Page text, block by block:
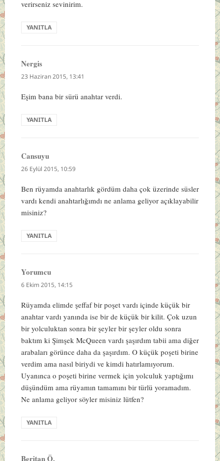
verirseniz sevinirim.
YANITLA
Nergisdedi
ki:
23 Haziran 2015, 13:41
Eşim bana bir sürü anahtar verdi.
YANITLA
Cansuyudedi
ki:
26 Eylül 2015, 10:59
Ben rüyamda anahtarlık gördüm daha çok üzerinde süsler
vardı kendi anahtarlığımdı ne anlama geliyor açıklayabilir
misiniz?
YANITLA
Yorumcudedi
ki:
6 Ekim 2015, 14:15
Rüyamda elimde şeffaf bir poşet vardı içinde küçük bir
anahtar vardı yanında ise bir de küçük bir kilit. Çok uzun
bir yolculuktan sonra bir şeyler bir şeyler oldu sonra
baktım ki Şimşek McQueen vardı şaşırdım tabii ama diğer
arabaları görünce daha da şaşırdım. O küçük poşeti birine
verdim ama nasıl biriydi ve kimdi hatırlamıyorum.
Uyanınca o poşeti birine vermek için yolculuk yaptığımı
düşündüm ama rüyamın tamamını bir türlü yoramadım.
Ne anlama geliyor söyler misiniz lütfen?
YANITLA
Beritan Ö.